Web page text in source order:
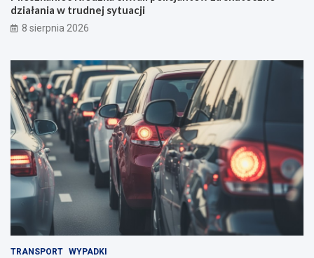
działania w trudnej sytuacji
8 sierpnia 2026
TRANSPORT WYPADKI